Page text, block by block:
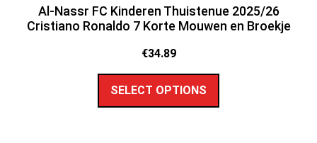
Al-Nassr FC Kinderen Thuistenue 2025/26
Cristiano Ronaldo 7 Korte Mouwen en Broekje
€34.89
SELECT OPTIONS